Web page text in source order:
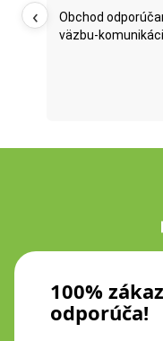
Obchod
väzbu-
‹
100%
odporúča!